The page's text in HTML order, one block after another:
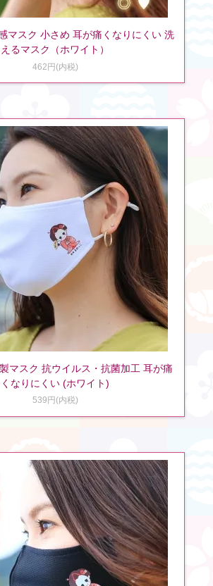
マスク 小さめ 耳が痛くなりにくい 洗
えるマスク（ホワイト）
462円(内税)
マスク 抗ウイルス・抗菌加工 耳が痛
くなりにくい (ホワイト)
539円(内税)